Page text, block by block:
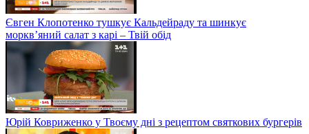
Євген Клопотенко тушкує Кальдейраду та шинкує
моркв’яний салат з карі – Твій обід
Юрій Ковриженко у Твоєму дні з рецептом святкових бургерів